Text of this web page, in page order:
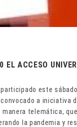
EL ACCESO
este
a iniciativa
manera telemática,
la pandemia y